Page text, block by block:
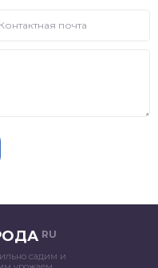
RU
садим и